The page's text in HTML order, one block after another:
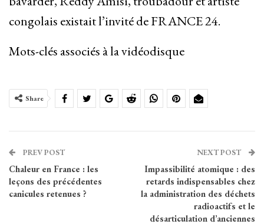
congolais existait l’invité de FRANCE 24.
Mots-clés associés à la vidéodisque
Share
PREV POST
Chaleur en France : les
leçons des précédentes
canicules retenues ?
NEXT POST
Impassibilité atomique : des
retards indispensables chez
la administration des déchets
radioactifs et le
désarticulation d’anciennes